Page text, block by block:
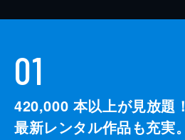
01
420,000 本以上が見放題！
最新レンタル作品も充実。